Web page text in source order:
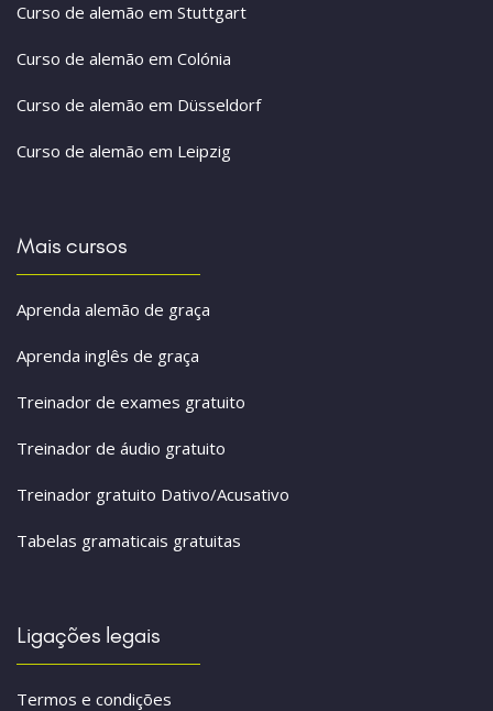
Curso de alemão em Stuttgart
Curso de alemão em Colónia
Curso de alemão em Düsseldorf
Curso de alemão em Leipzig
Mais cursos
Aprenda alemão de graça
Aprenda inglês de graça
Treinador de exames gratuito
Treinador de áudio gratuito
Treinador gratuito Dativo/Acusativo
Tabelas gramaticais gratuitas
Ligações legais
Termos e condições